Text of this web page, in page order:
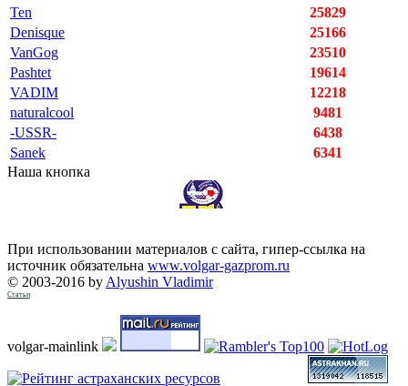
Ten
25829
Denisque
25166
VanGog
23510
Pashtet
19614
VADIM
12218
naturalcool
9481
-USSR-
6438
Sanek
6341
Наша кнопка
При использовании материалов с сайта, гипер-ссылка на
источник обязательна www.volgar-gazprom.ru
© 2003-2016 by Alyushin Vladimir
Статьи
volgar-mainlink